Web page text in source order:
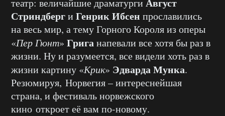
Стриндберги Генрик Ибсен прославились
на весь мир, а тему Горного Короля из оперы
«Пер Гюнт» Григанапевали все хотя бы раз в
жизни. Ну и разумеется, все видели хоть раз в
жизни картину «Крик» Эдварда Мунка.
Резюмируя, Норвегия – интереснейшая
страна, и фестиваль норвежского
кино откроет её вам по-новому.